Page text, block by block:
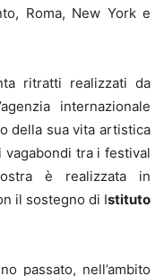
Roma, New York e
ritratti realizzati da
internazionale
della sua vita artistica
tra i festival
è realizzata in
il sostegno di Istituto
passato, nell’ambito